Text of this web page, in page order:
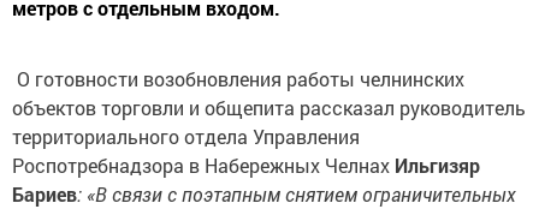
метров с отдельным входом.
О готовности возобновления работы челнинских
объектов торговли и общепита рассказал руководитель
территориального отдела Управления
Роспотребнадзора в Набережных Челнах Ильгизяр
Бариев: «В связи с поэтапным снятием ограничительных